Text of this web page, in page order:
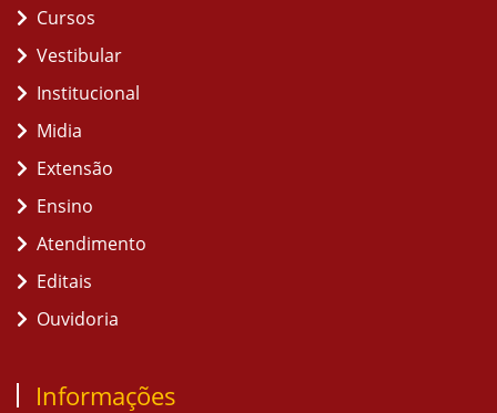
Cursos
Vestibular
Institucional
Midia
Extensão
Ensino
Atendimento
Editais
Ouvidoria
Informações